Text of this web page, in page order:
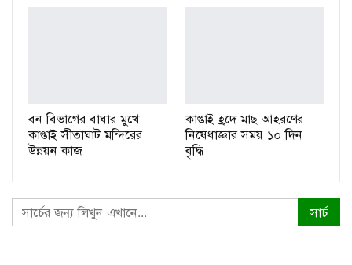
বন বিভাগের বাধার মুখে
কাপ্তাই সীতাঘাট মন্দিরের
উন্নয়ন কাজ
কাপ্তাই হ্রদে মাছ আহরণের
নিষেধাজ্ঞার সময় ১০ দিন
বৃদ্ধি